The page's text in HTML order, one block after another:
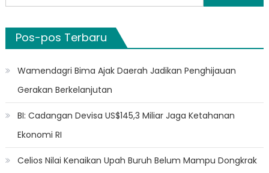
untuk:
Pos-pos Terbaru
Wamendagri Bima Ajak Daerah Jadikan Penghijauan
Gerakan Berkelanjutan
BI: Cadangan Devisa US$145,3 Miliar Jaga Ketahanan
Ekonomi RI
Celios Nilai Kenaikan Upah Buruh Belum Mampu Dongkrak